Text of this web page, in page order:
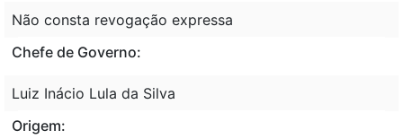
Não consta revogação expressa
Chefe de Governo:
Luiz Inácio Lula da Silva
Origem: